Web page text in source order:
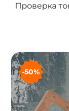
Проверка
-50%